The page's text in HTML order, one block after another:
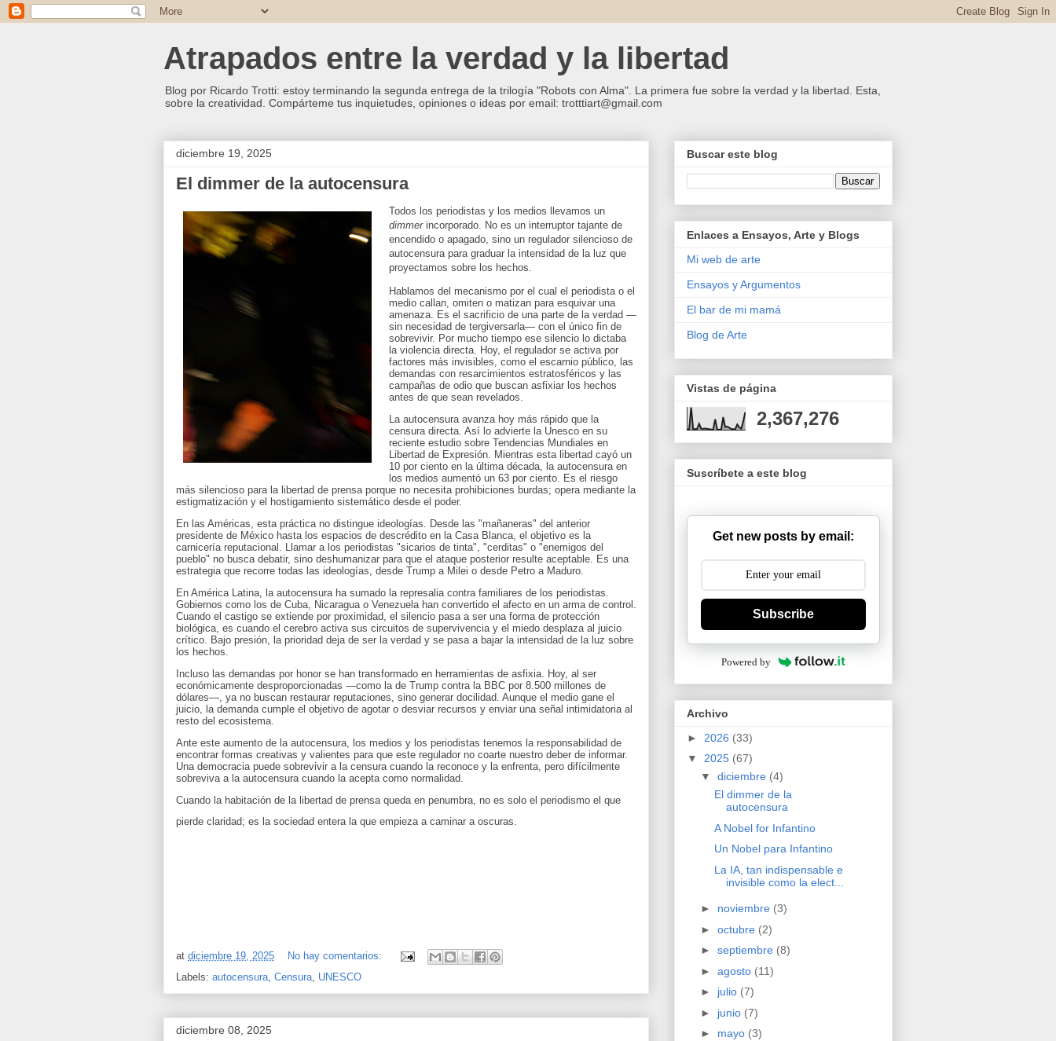
Atrapados entre la verdad y la libertad
Blog por Ricardo Trotti: estoy terminando la segunda entrega de la trilogía "Robots con Alma". La primera fue sobre la verdad y la libertad. Esta,
sobre la creatividad. Compárteme tus inquietudes, opiniones o ideas por email: trotttiart@gmail.com
diciembre 19, 2025
El dimmer de la autocensura
Todos los periodistas y los medios llevamos un
dimmerincorporado. No es un interruptor tajante de
encendido o apagado, sino un regulador silencioso de
autocensura para graduar la intensidad de la luz que
proyectamos sobre los hechos.
Hablamos del mecanismo por el cual el periodista o el
medio callan, omiten o matizan para esquivar una
amenaza. Es el sacrificio de una parte de la verdad —
sin necesidad de tergiversarla— con el único fin de
sobrevivir. Por mucho tiempo ese silencio lo dictaba
la violencia directa. Hoy, el regulador se activa por
factores más invisibles, como el escarnio público, las
demandas con resarcimientos estratosféricos y las
campañas de odio que buscan asfixiar los hechos
antes de que sean revelados.
La autocensura avanza hoy más rápido que la
censura directa. Así lo advierte la Unesco en su
reciente estudio sobre Tendencias Mundiales en
Libertad de Expresión. Mientras esta libertad cayó un
10 por ciento en la última década, la autocensura en
los medios aumentó un 63 por ciento. Es el riesgo
más silencioso para la libertad de prensa porque no necesita prohibiciones burdas; opera mediante la
estigmatización y el hostigamiento sistemático desde el poder.
En las Américas, esta práctica no distingue ideologías. Desde las "mañaneras" del anterior
presidente de México hasta los espacios de descrédito en la Casa Blanca, el objetivo es la
carnicería reputacional. Llamar a los periodistas "sicarios de tinta", "cerditas" o "enemigos del
pueblo" no busca debatir, sino deshumanizar para que el ataque posterior resulte aceptable. Es una
estrategia que recorre todas las ideologías, desde Trump a Milei o desde Petro a Maduro.
En América Latina, la autocensura ha sumado la represalia contra familiares de los periodistas.
Gobiernos como los de Cuba, Nicaragua o Venezuela han convertido el afecto en un arma de control.
Cuando el castigo se extiende por proximidad, el silencio pasa a ser una forma de protección
biológica, es cuando el cerebro activa sus circuitos de supervivencia y el miedo desplaza al juicio
crítico. Bajo presión, la prioridad deja de ser la verdad y se pasa a bajar la intensidad de la luz sobre
los hechos.
Incluso las demandas por honor se han transformado en herramientas de asfixia. Hoy, al ser
económicamente desproporcionadas —como la de Trump contra la BBC por 8.500 millones de
dólares—, ya no buscan restaurar reputaciones, sino generar docilidad. Aunque el medio gane el
juicio, la demanda cumple el objetivo de agotar o desviar recursos y enviar una señal intimidatoria al
resto del ecosistema.
Ante este aumento de la autocensura, los medios y los periodistas tenemos la responsabilidad de
encontrar formas creativas y valientes para que este regulador no coarte nuestro deber de informar.
Una democracia puede sobrevivir a la censura cuando la reconoce y la enfrenta, pero difícilmente
sobreviva a la autocensura cuando la acepta como normalidad.
Cuando la habitación de la libertad de prensa queda en penumbra, no es solo el periodismo el que
pierde claridad; es la sociedad entera la que empieza a caminar a oscuras.
at diciembre 19, 2025
No hay comentarios:
Labels: autocensura, Censura, UNESCO
diciembre 08, 2025
Buscar este blog
Enlaces a Ensayos, Arte y Blogs
Mi web de arte
Ensayos y Argumentos
El bar de mi mamá
Blog de Arte
Vistas de página
2,367,276
Suscríbete a este blog
Get new posts by email:
Subscribe
Powered by
Archivo
► 2026 (33)
▼ 2025 (67)
▼ diciembre (4)
El dimmer de la
autocensura
A Nobel for Infantino
Un Nobel para Infantino
La IA, tan indispensable e
invisible como la elect...
► noviembre (3)
► octubre (2)
► septiembre (8)
► agosto (11)
► julio (7)
► junio (7)
► mayo (3)